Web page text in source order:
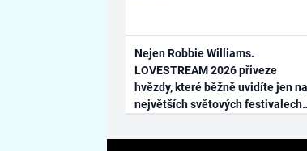
Nejen Robbie Williams.
LOVESTREAM 2026 přiveze
hvězdy, které běžně uvidíte jen na
největších světových festivalech